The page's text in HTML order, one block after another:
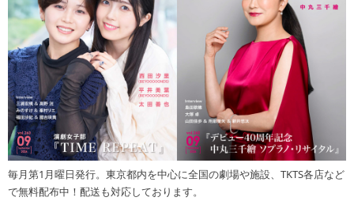
毎月第1月曜日発行。東京都内を中心に全国の劇場や施設、TKTS各店など
で無料配布中！配送も対応しております。